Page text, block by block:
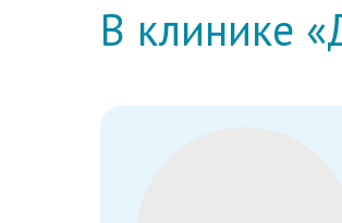
В клинике